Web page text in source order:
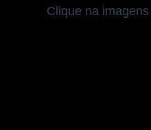
Clique na